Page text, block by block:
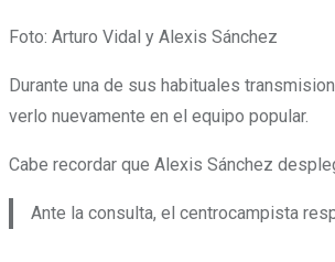
Foto: Arturo Vidal y Alexis Sánchez
Durante una de sus habituales
verlo nuevamente en el equipo popular.
Cabe recordar que Alexis Sánchez
Ante la consulta, el centrocampista